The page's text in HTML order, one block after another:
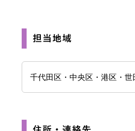
担当地域
千代田区・中央区・港区・
住所・連絡先